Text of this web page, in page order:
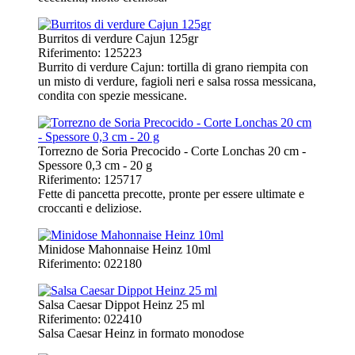
Burritos di verdure Cajun 125gr
Riferimento: 125223
Burrito di verdure Cajun: tortilla di grano riempita con
un misto di verdure, fagioli neri e salsa rossa messicana,
condita con spezie messicane.
Torrezno de Soria Precocido - Corte Lonchas 20 cm -
Spessore 0,3 cm - 20 g
Riferimento: 125717
Fette di pancetta precotte, pronte per essere ultimate e
croccanti e deliziose.
Minidose Mahonnaise Heinz 10ml
Riferimento: 022180
Salsa Caesar Dippot Heinz 25 ml
Riferimento: 022410
Salsa Caesar Heinz in formato monodose